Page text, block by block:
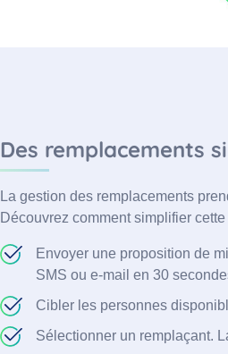
Des remplacements
La gestion des remplacements
Découvrez comment simplifier
Envoyer une proposition de
SMS ou e-mail en 30
Cibler les personnes
Sélectionner un remplaçant.